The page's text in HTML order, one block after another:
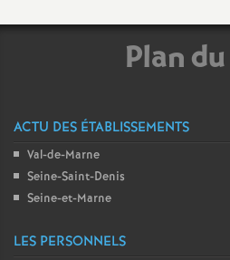
Plan
ACTU DES ÉTABLISSEMENTS
Val-de-Marne
Seine-Saint-Denis
Seine-et-Marne
LES PERSONNELS